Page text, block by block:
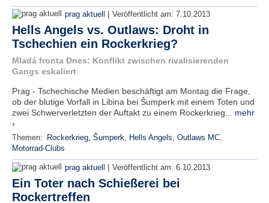
prag aktuell | Veröffentlicht am: 7.10.2013
Hells Angels vs. Outlaws: Droht in
Tschechien ein Rockerkrieg?
Mladá fronta Dnes: Konflikt zwischen rivalisierenden
Gangs eskaliert
Prag - Tschechische Medien beschäftigt am Montag die Frage,
ob der blutige Vorfall in Libina bei Šumperk mit einem Toten und
zwei Schwerverletzten der Auftakt zu einem Rockerkrieg... mehr
›
Themen: Rockerkrieg, Šumperk, Hells Angels, Outlaws MC,
Motorrad-Clubs
prag aktuell | Veröffentlicht am: 6.10.2013
Ein Toter nach Schießerei bei
Rockertreffen